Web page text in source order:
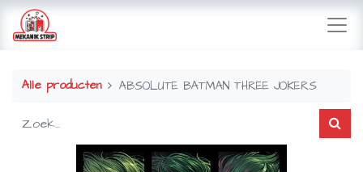
Alle producten ABSOLUTE BATMAN THREE JOKERS